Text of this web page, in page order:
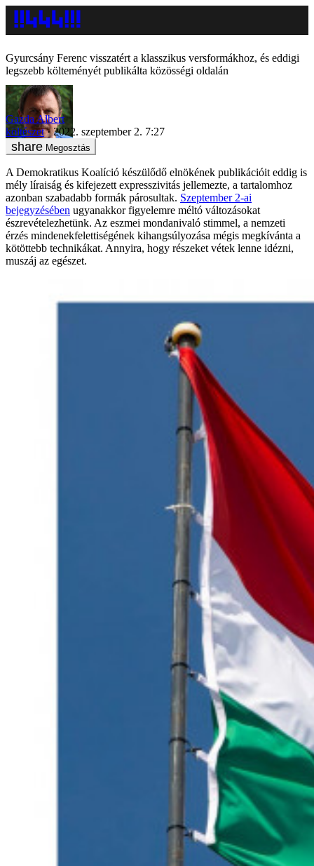
Gyurcsány Ferenc visszatért a klasszikus versformákhoz, és eddigi
legszebb költeményét publikálta közösségi oldalán
Gazda Albert
költészet
2022. szeptember 2. 7:27
Megosztás
A Demokratikus Koalíció készülődő elnökének publikációit eddig is
mély líraiság és kifejezett expresszivitás jellemezte, a tartalomhoz
azonban szabadabb formák párosultak. Szeptember 2-ai
bejegyzésében ugyanakkor figyelemre méltó változásokat
észrevételezhetünk. Az eszmei mondanivaló stimmel, a nemzeti
érzés mindenekfelettiségének kihangsúlyozása mégis megkívánta a
kötöttebb technikákat. Annyira, hogy részeket vétek lenne idézni,
muszáj az egészet.